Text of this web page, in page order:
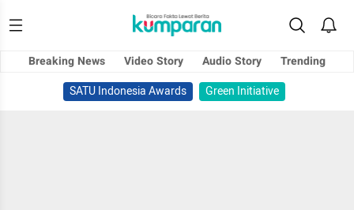
Breaking News Video Story Audio Story
Trending
SATU Indonesia Awards
Green Initiative